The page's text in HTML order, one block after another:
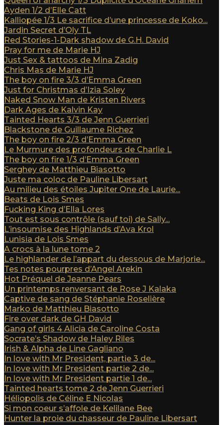
Ayden 1/2 d’Elle Catt
Kalliopée 1/3 Le sacrifice d’une princesse de Koko...
Jardin Secret d’Oly TL
Red Stories-1-Dark shadow de G.H. David
Pray for me de Marie HJ
Just Sex & tattoos de Mina Zadig
Chris Mas de Marie HJ
The boy on fire 3/3 d’Emma Green
Just for Christmas d’Izia Soley
Naked Snow Man de Kristen Rivers
Dark Ages de Kalvin Kay
Tainted Hearts 3/3 de Jenn Guerrieri
Blackstone de Guillaume Richez
The boy on fire 2/3 d’Emma Green
Le Murmure des profondeurs de Charlie L
The boy on fire 1/3 d’Emma Green
Serghey de Matthieu Biasotto
Juste ma coloc de Pauline Libersart
Au milieu des étoiles Jupiter One de Laurie...
Beats de Lois Smes
Fucking King d’Ella Lores
Tout est sous contrôle (sauf toi) de Sally...
L’insoumise des Highlands d’Ava Krol
Lunisia de Lois Smes
A crocs à la lune tome 2
Le highlander de l’appart du dessous de Marjorie...
Tes notes pourpres d’Angel Arekin
Hot Préquel de Jeanne Pears
Un printemps renversant de Rose J Kalaka
Captive de sang de Stéphanie Roselière
Marko de Matthieu Biasotto
Fire over dark de GH David
Gang of girls 4 Alicia de Caroline Costa
Socrate’s Shadow de Haley Riles
Irish & Alpha de Line Gagliano
In love with Mr President, partie 3 de...
In love with Mr President partie 2 de...
In love with Mr President partie 1 de...
Tainted hearts tome 2 de Jenn Guerrieri
Héliopolis de Céline E Nicolas
Si mon coeur s’affole de Kelilane Bee
Hunter la proie du chasseur de Pauline Libersart